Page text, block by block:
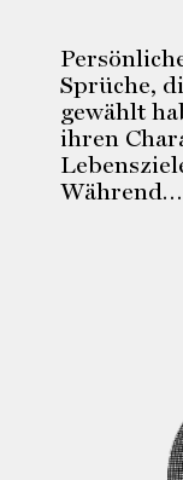
Sprüche,
gewählt
ihren
Während…